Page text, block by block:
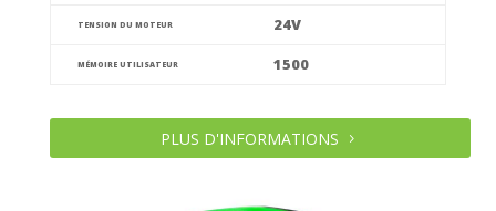
TENSION DU MOTEUR 24V
MÉMOIRE UTILISATEUR 1500
PLUS D'INFORMATIONS